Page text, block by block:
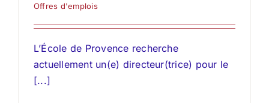
Offres d'emplois
L’École de Provence recherche
actuellement un(e) directeur(trice) pour le
[...]